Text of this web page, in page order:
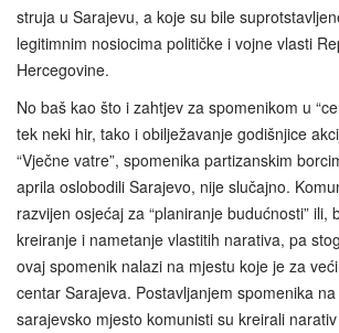
struja u Sarajevu, a koje su bile
legitimnim nosiocima političke i vojne vlasti
Hercegovine.
No baš kao što i zahtjev za spomenikom u
tek neki hir, tako i obilježavanje godišnjice
“Vječne vatre”, spomenika partizanskim
aprila oslobodili Sarajevo, nije slučajno.
razvijen osjećaj za “planiranje budućnosti” ili,
kreiranje i nametanje vlastitih narativa, pa
ovaj spomenik nalazi na mjestu koje je za
centar Sarajeva. Postavljanjem spomenika
sarajevsko mjesto komunisti su kreirali